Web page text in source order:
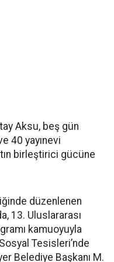
Aksu, beş gün
40 yayınevi
birleştirici gücüne
düzenlenen
13. Uluslararası
kamuoyuyla
Tesisleri’nde
Belediye Başkanı M.